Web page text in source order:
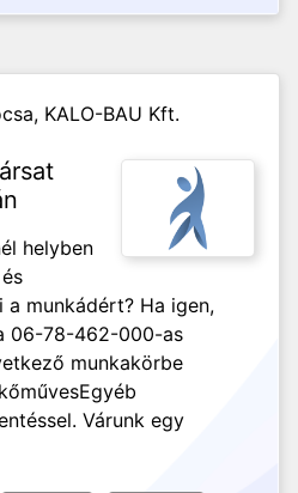
KALO-BAU Kft.
helyben
munkádért? Ha igen,
06-78-462-000-as
munkakörbe
​Egyéb
Várunk egy